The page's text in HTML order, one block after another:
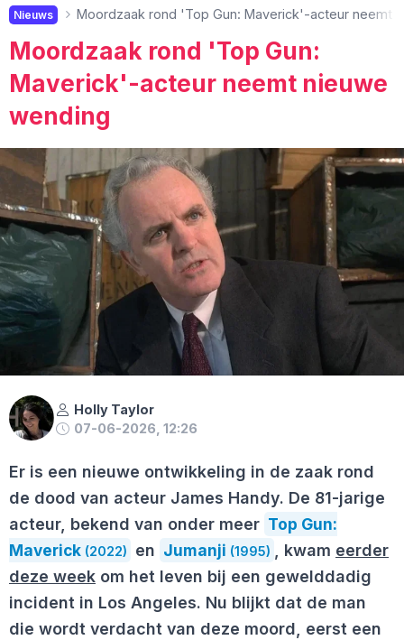
Nieuws Moordzaak rond 'Top Gun: Maverick'-acteur neemt
Moordzaak rond 'Top Gun:
Maverick'-acteur neemt nieuwe
wending
Holly Taylor
07-06-2026, 12:26
Er is een nieuwe ontwikkeling in de zaak rond
de dood van acteur James Handy. De 81-jarige
acteur, bekend van onder meer Top Gun:
Maverick (2022) en Jumanji (1995) , kwam eerder
deze week om het leven bij een gewelddadig
incident in Los Angeles. Nu blijkt dat de man
die wordt verdacht van deze moord, eerst een